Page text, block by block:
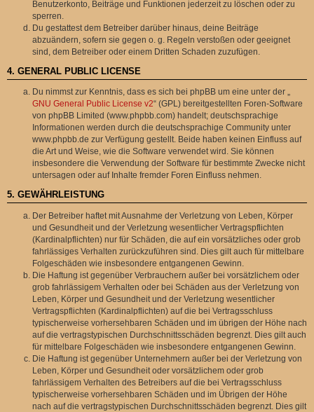
Benutzerkonto, Beiträge und Funktionen jederzeit zu löschen oder zu
sperren.
Du gestattest dem Betreiber darüber hinaus, deine Beiträge
abzuändern, sofern sie gegen o. g. Regeln verstoßen oder geeignet
sind, dem Betreiber oder einem Dritten Schaden zuzufügen.
4. GENERAL PUBLIC LICENSE
Du nimmst zur Kenntnis, dass es sich bei phpBB um eine unter der „
GNU General Public License v2“ (GPL) bereitgestellten Foren-Software
von phpBB Limited (www.phpbb.com) handelt; deutschsprachige
Informationen werden durch die deutschsprachige Community unter
www.phpbb.de zur Verfügung gestellt. Beide haben keinen Einfluss auf
die Art und Weise, wie die Software verwendet wird. Sie können
insbesondere die Verwendung der Software für bestimmte Zwecke nicht
untersagen oder auf Inhalte fremder Foren Einfluss nehmen.
5. GEWÄHRLEISTUNG
Der Betreiber haftet mit Ausnahme der Verletzung von Leben, Körper
und Gesundheit und der Verletzung wesentlicher Vertragspflichten
(Kardinalpflichten) nur für Schäden, die auf ein vorsätzliches oder grob
fahrlässiges Verhalten zurückzuführen sind. Dies gilt auch für mittelbare
Folgeschäden wie insbesondere entgangenen Gewinn.
Die Haftung ist gegenüber Verbrauchern außer bei vorsätzlichem oder
grob fahrlässigem Verhalten oder bei Schäden aus der Verletzung von
Leben, Körper und Gesundheit und der Verletzung wesentlicher
Vertragspflichten (Kardinalpflichten) auf die bei Vertragsschluss
typischerweise vorhersehbaren Schäden und im übrigen der Höhe nach
auf die vertragstypischen Durchschnittsschäden begrenzt. Dies gilt auch
für mittelbare Folgeschäden wie insbesondere entgangenen Gewinn.
Die Haftung ist gegenüber Unternehmern außer bei der Verletzung von
Leben, Körper und Gesundheit oder vorsätzlichem oder grob
fahrlässigem Verhalten des Betreibers auf die bei Vertragsschluss
typischerweise vorhersehbaren Schäden und im Übrigen der Höhe
nach auf die vertragstypischen Durchschnittsschäden begrenzt. Dies gilt